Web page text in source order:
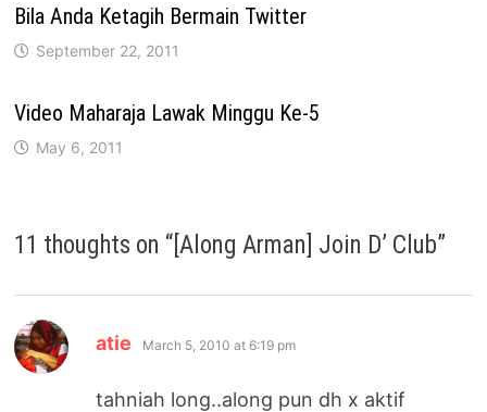
Bila Anda Ketagih Bermain Twitter
September 22, 2011
Video Maharaja Lawak Minggu Ke-5
May 6, 2011
11 thoughts on “[Along Arman] Join D’ Club”
atie says:
March 5, 2010 at 6:19 pm
tahniah long..along pun dh x aktif